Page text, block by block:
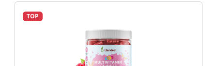
TOP